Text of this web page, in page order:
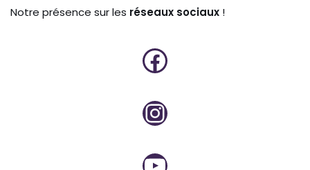
Notre présence sur les réseaux sociaux !